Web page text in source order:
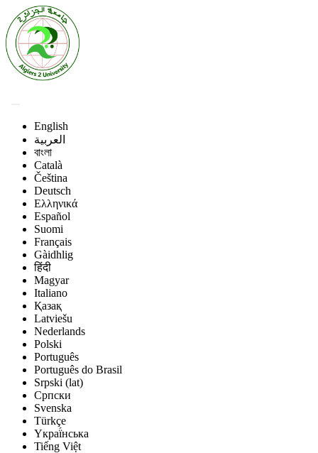
English
العربية
বাংলা
Català
Čeština
Deutsch
Ελληνικά
Español
Suomi
Français
Gàidhlig
हिंदी
Magyar
Italiano
Қазақ
Latviešu
Nederlands
Polski
Português
Português do Brasil
Srpski (lat)
Српски
Svenska
Türkçe
Yкраї́нська
Tiếng Việt